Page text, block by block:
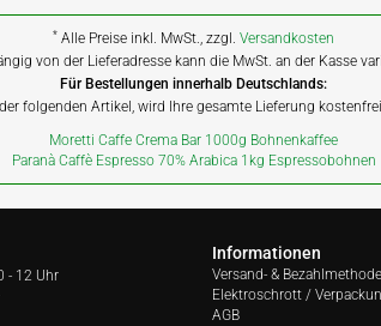
* Alle Preise inkl. MwSt., zzgl.Versandkosten
von der Lieferadresse kann die MwSt. an der Kasse
Für Bestellungen innerhalb Deutschlands:
folgenden Artikel, wird Ihre gesamte Lieferung
Moretti Caffe Crema Bar 1000g Bohnenkaffee
Paranà Caffè Espresso 70% Arabica 1kg Espressobohnen
- 12 Uhr
Informationen
Versand- &
Elektroschrott /
AGB